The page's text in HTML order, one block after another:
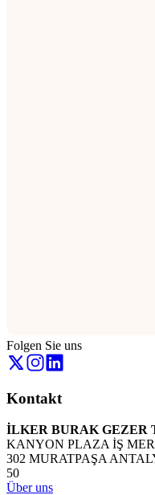
Folgen Sie uns
Kontakt
İLKER BURAK GEZER
KANYON PLAZA İŞ
302 MURATPAŞA
50
Über uns